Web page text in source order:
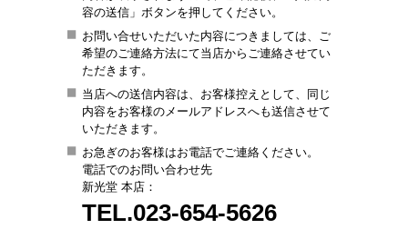
容の送信」ボタンを押してください。
お問い合せいただいた内容につきましては、ご
希望のご連絡方法にて当店からご連絡させてい
ただきます。
当店への送信内容は、お客様控えとして、同じ
内容をお客様のメールアドレスへも送信させて
いただきます。
お急ぎのお客様はお電話でご連絡ください。
電話でのお問い合わせ先
新光堂 本店：
TEL.023-654-5626